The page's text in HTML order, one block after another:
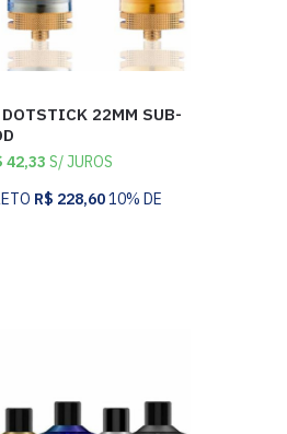
22MM SUB-
42,33 S/ JUROS
R$ 228,6010% DE